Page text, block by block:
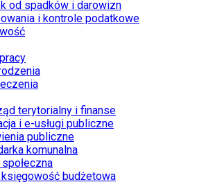
od spadków i darowizn
i kontrole podatkowe
terytorialny i finanse
i e-usługi publiczne
publiczne
komunalna
księgowość budżetowa